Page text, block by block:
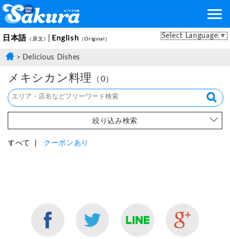
日本語 （原文） English （Original） Select Language ▼
Delicious Dishes
メキシカン料理 （0）
絞り込み検索
すべて クーポンあり